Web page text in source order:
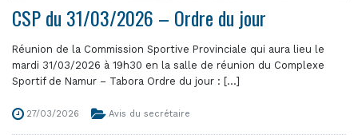
CSP du 31/03/2026 – Ordre du jour
Réunion de la Commission Sportive Provinciale qui aura lieu le
mardi 31/03/2026 à 19h30 en la salle de réunion du Complexe
Sportif de Namur – Tabora Ordre du jour : [...]
27/03/2026 Avis du secrétaire